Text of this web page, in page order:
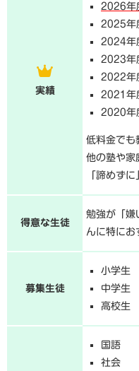
実績
2026年
2025年
2024年
2023年
2022年
2021年
2020年
低料金でも
他の塾や家
「諦めず
得意な生徒
勉強が「嫌
んに特にお
募集生徒
小学生
中学生
高校生
国語
社会